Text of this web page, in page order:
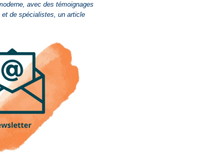
avec des témoignages
et de spécialistes, un article